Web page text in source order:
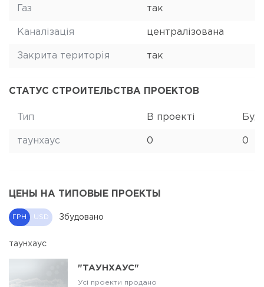
Газ так
Каналізація централізована
Закрита територія так
СТАТУС СТРОИТЕЛЬСТВА ПРОЕКТОВ
Тип В проекті
таунхаус 0 0
ЦЕНЫ НА ТИПОВЫЕ ПРОЕКТЫ
ГРН USD Збудовано
таунхаус
"ТАУНХАУС"
Усі проекти продано